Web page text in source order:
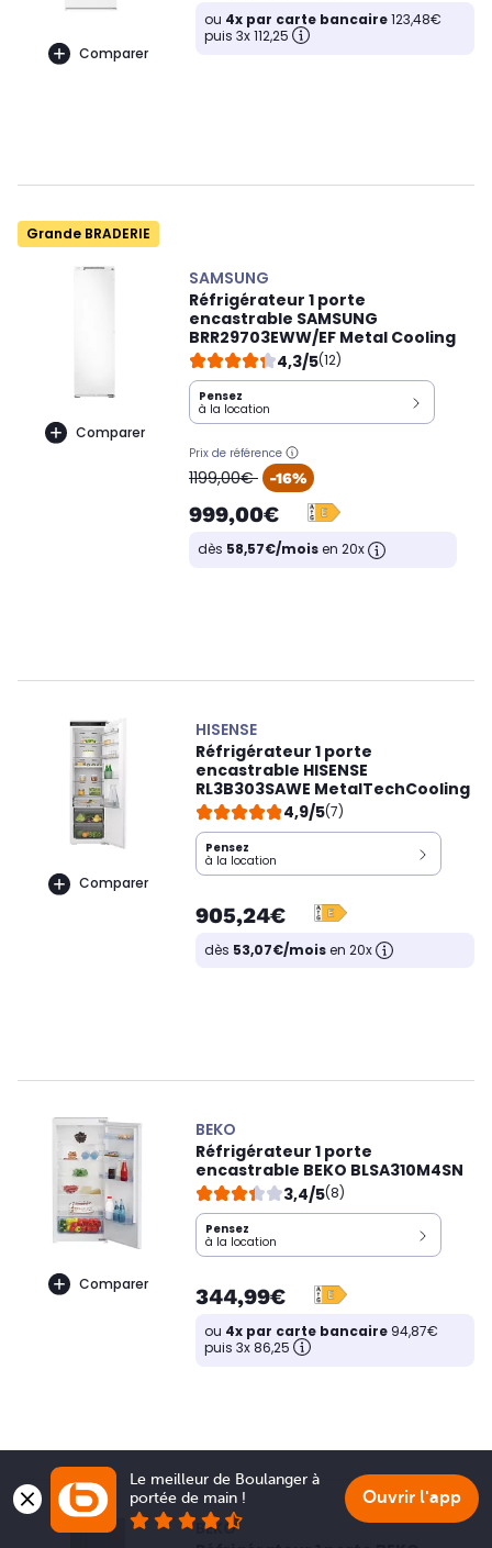
Comparer
ou 4x par carte bancaire123,48€
puis 3x 112,25
Grande BRADERIE
Comparer
SAMSUNG
Réfrigérateur 1 porte
encastrable SAMSUNG
BRR29703EWW/EF Metal Cooling
4,3/5(12)
Pensez
à la location
Prix de référence
oldPrice
1199,00€ -16%
999,00€
dès 58,57€/moisen 20x
Comparer
HISENSE
Réfrigérateur 1 porte
encastrable HISENSE
RL3B303SAWE MetalTechCooling
4,9/5(7)
Pensez
à la location
905,24€
dès 53,07€/moisen 20x
Comparer
BEKO
Réfrigérateur 1 porte
encastrable BEKO BLSA310M4SN
3,4/5(8)
Pensez
à la location
344,99€
ou 4x par carte bancaire 94,87€
puis 3x 86,25
BEKO
Le meilleur de Boulanger à
portée de main !
Ouvrir l'app